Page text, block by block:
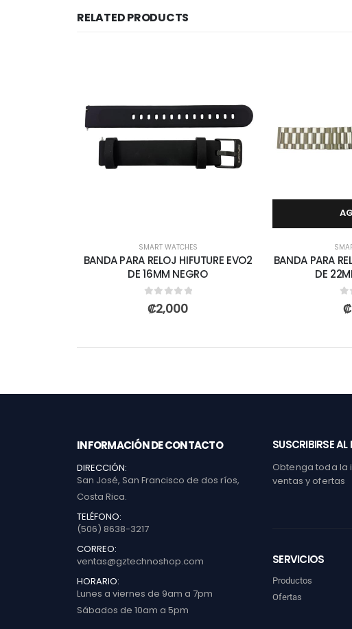
RELATED PRODUCTS
SMART WATCHES
BANDA PARA RELOJ HIFUTURE EVO2
DE 16MM NEGRO
0out of 5
₡2,000
BANDA PARA
DE
0
₡
INFORMACIÓN DE CONTACTO
DIRECCIÓN:
San José, San Francisco de dos ríos,
Costa Rica.
TELÉFONO:
(506) 8638-3217
CORREO:
ventas@gztechnoshop.com
HORARIO:
Lunes a viernes de 9am a 7pm
Sábados de 10am a 5pm
SUSCRIBIRSE AL
Obtenga toda la
ventas y ofertas
SERVICIOS
Productos
Ofertas